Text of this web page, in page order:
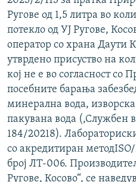
Ругове од 1,5 литра во
потекло од УЈ Ругове,
оператор со храна Даути
утврдено присуство на
кој не е во согласност со
посебните барања
минерална вода, изворска
пакувана вода (,Службен
184/20218).
со акредитиран
број ЛТ-006.
Рyгове, Косово“, се